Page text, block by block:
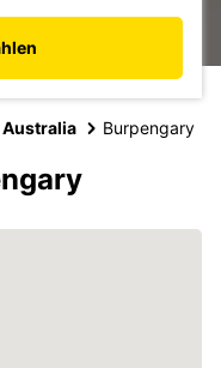
Burpengary